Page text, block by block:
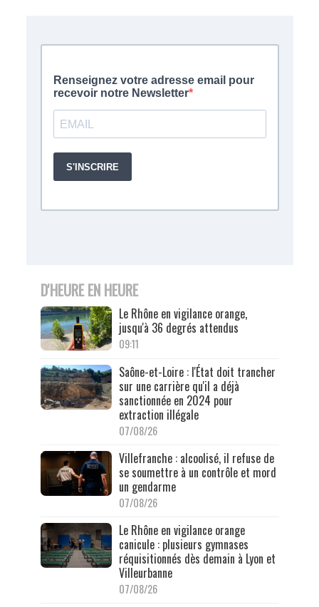
D'HEURE EN HEURE
Le Rhône en vigilance orange,
jusqu'à 36 degrés attendus
09:11
Saône-et-Loire : l'État doit trancher
sur une carrière qu'il a déjà
sanctionnée en 2024 pour
extraction illégale
07/08/26
Villefranche : alcoolisé, il refuse de
se soumettre à un contrôle et mord
un gendarme
07/08/26
Le Rhône en vigilance orange
canicule : plusieurs gymnases
réquisitionnés dès demain à Lyon et
Villeurbanne
07/08/26